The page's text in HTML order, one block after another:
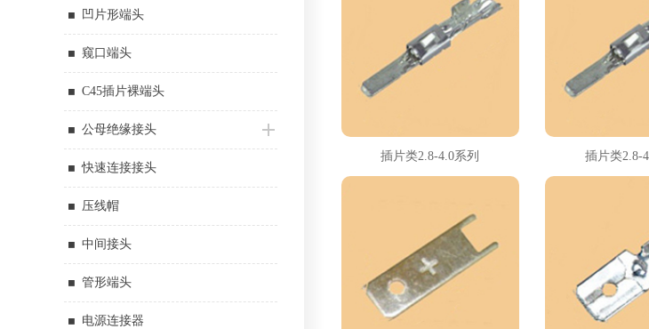
凹片形端头
窥口端头
C45插片裸端头
公母绝缘接头
快速连接接头
压线帽
中间接头
管形端头
电源连接器
插片类2.8-4.0系列 插片类2.8-